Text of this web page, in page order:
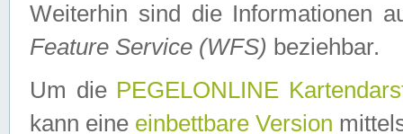
Weiterhin sind die Informationen
Feature Service (WFS) beziehbar.
Um die PEGELONLINE
kann eine einbettbare Version